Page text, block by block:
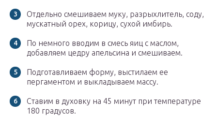
Отдельно смешиваем муку, разрыхлитель, соду,
мускатный орех, корицу, сухой имбирь.
По немного вводим в смесь яиц с маслом,
добавляем цедру апельсина и смешиваем.
Подготавливаем форму, выстилаем ее
пергаментом и выкладываем массу.
Ставим в духовку на 45 минут при температуре
180 градусов.